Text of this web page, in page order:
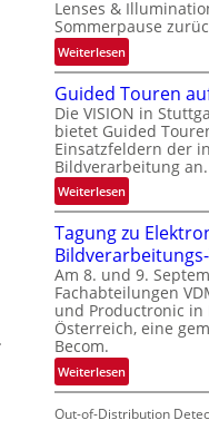
e
g
r
e
z
t
e
M
g
l
i
c
h
k
e
i
t
e
n
Lenses &
Sommerpause
Weiterlesen:
R
ü
c
k
k
e
h
d
e
r
i
n
I
S
I
Guided Touren
Die VISION in
bietet Guided
Einsatzfeldern der
Bildverarbeitung an.
Weiterlesen:
G
u
i
d
e
d
T
o
u
e
Tagung zu
Am 8. und 9.
Fachabteilungen
und Productronic in
Österreich, eine
Becom.
Weiterlesen:
T
a
Out-of-Distribution